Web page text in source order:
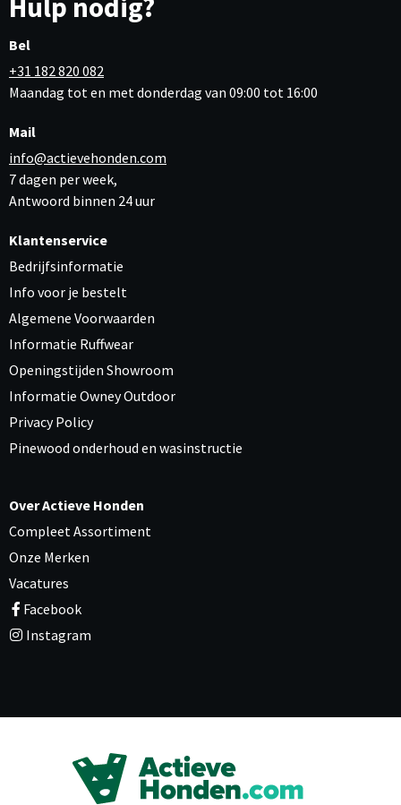
Hulp nodig?
Bel
+31 182 820 082
Maandag tot en met donderdag van 09:00 tot 16:00
Mail
info@actievehonden.com
7 dagen per week,
Antwoord binnen 24 uur
Klantenservice
Bedrijfsinformatie
Info voor je bestelt
Algemene Voorwaarden
Informatie Ruffwear
Openingstijden Showroom
Informatie Owney Outdoor
Privacy Policy
Pinewood onderhoud en wasinstructie
Over Actieve Honden
Compleet Assortiment
Onze Merken
Vacatures
Facebook
Instagram